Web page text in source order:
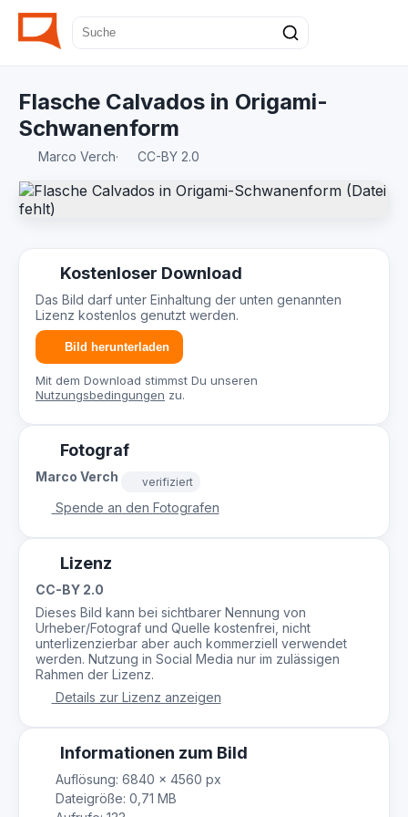
Flasche Calvados in Origami-
Schwanenform
Marco Verch· CC-BY 2.0
Kostenloser Download
Das Bild darf unter Einhaltung der unten genannten
Lizenz kostenlos genutzt werden.
Bild herunterladen
Mit dem Download stimmst Du unseren
Nutzungsbedingungen zu.
Fotograf
Marco Verch verifiziert
Spende an den Fotografen
Lizenz
CC-BY 2.0
Dieses Bild kann bei sichtbarer Nennung von
Urheber/Fotograf und Quelle kostenfrei, nicht
unterlizenzierbar aber auch kommerziell verwendet
werden. Nutzung in Social Media nur im zulässigen
Rahmen der Lizenz.
Details zur Lizenz anzeigen
Informationen zum Bild
Auflösung: 6840 × 4560 px
Dateigröße: 0,71 MB